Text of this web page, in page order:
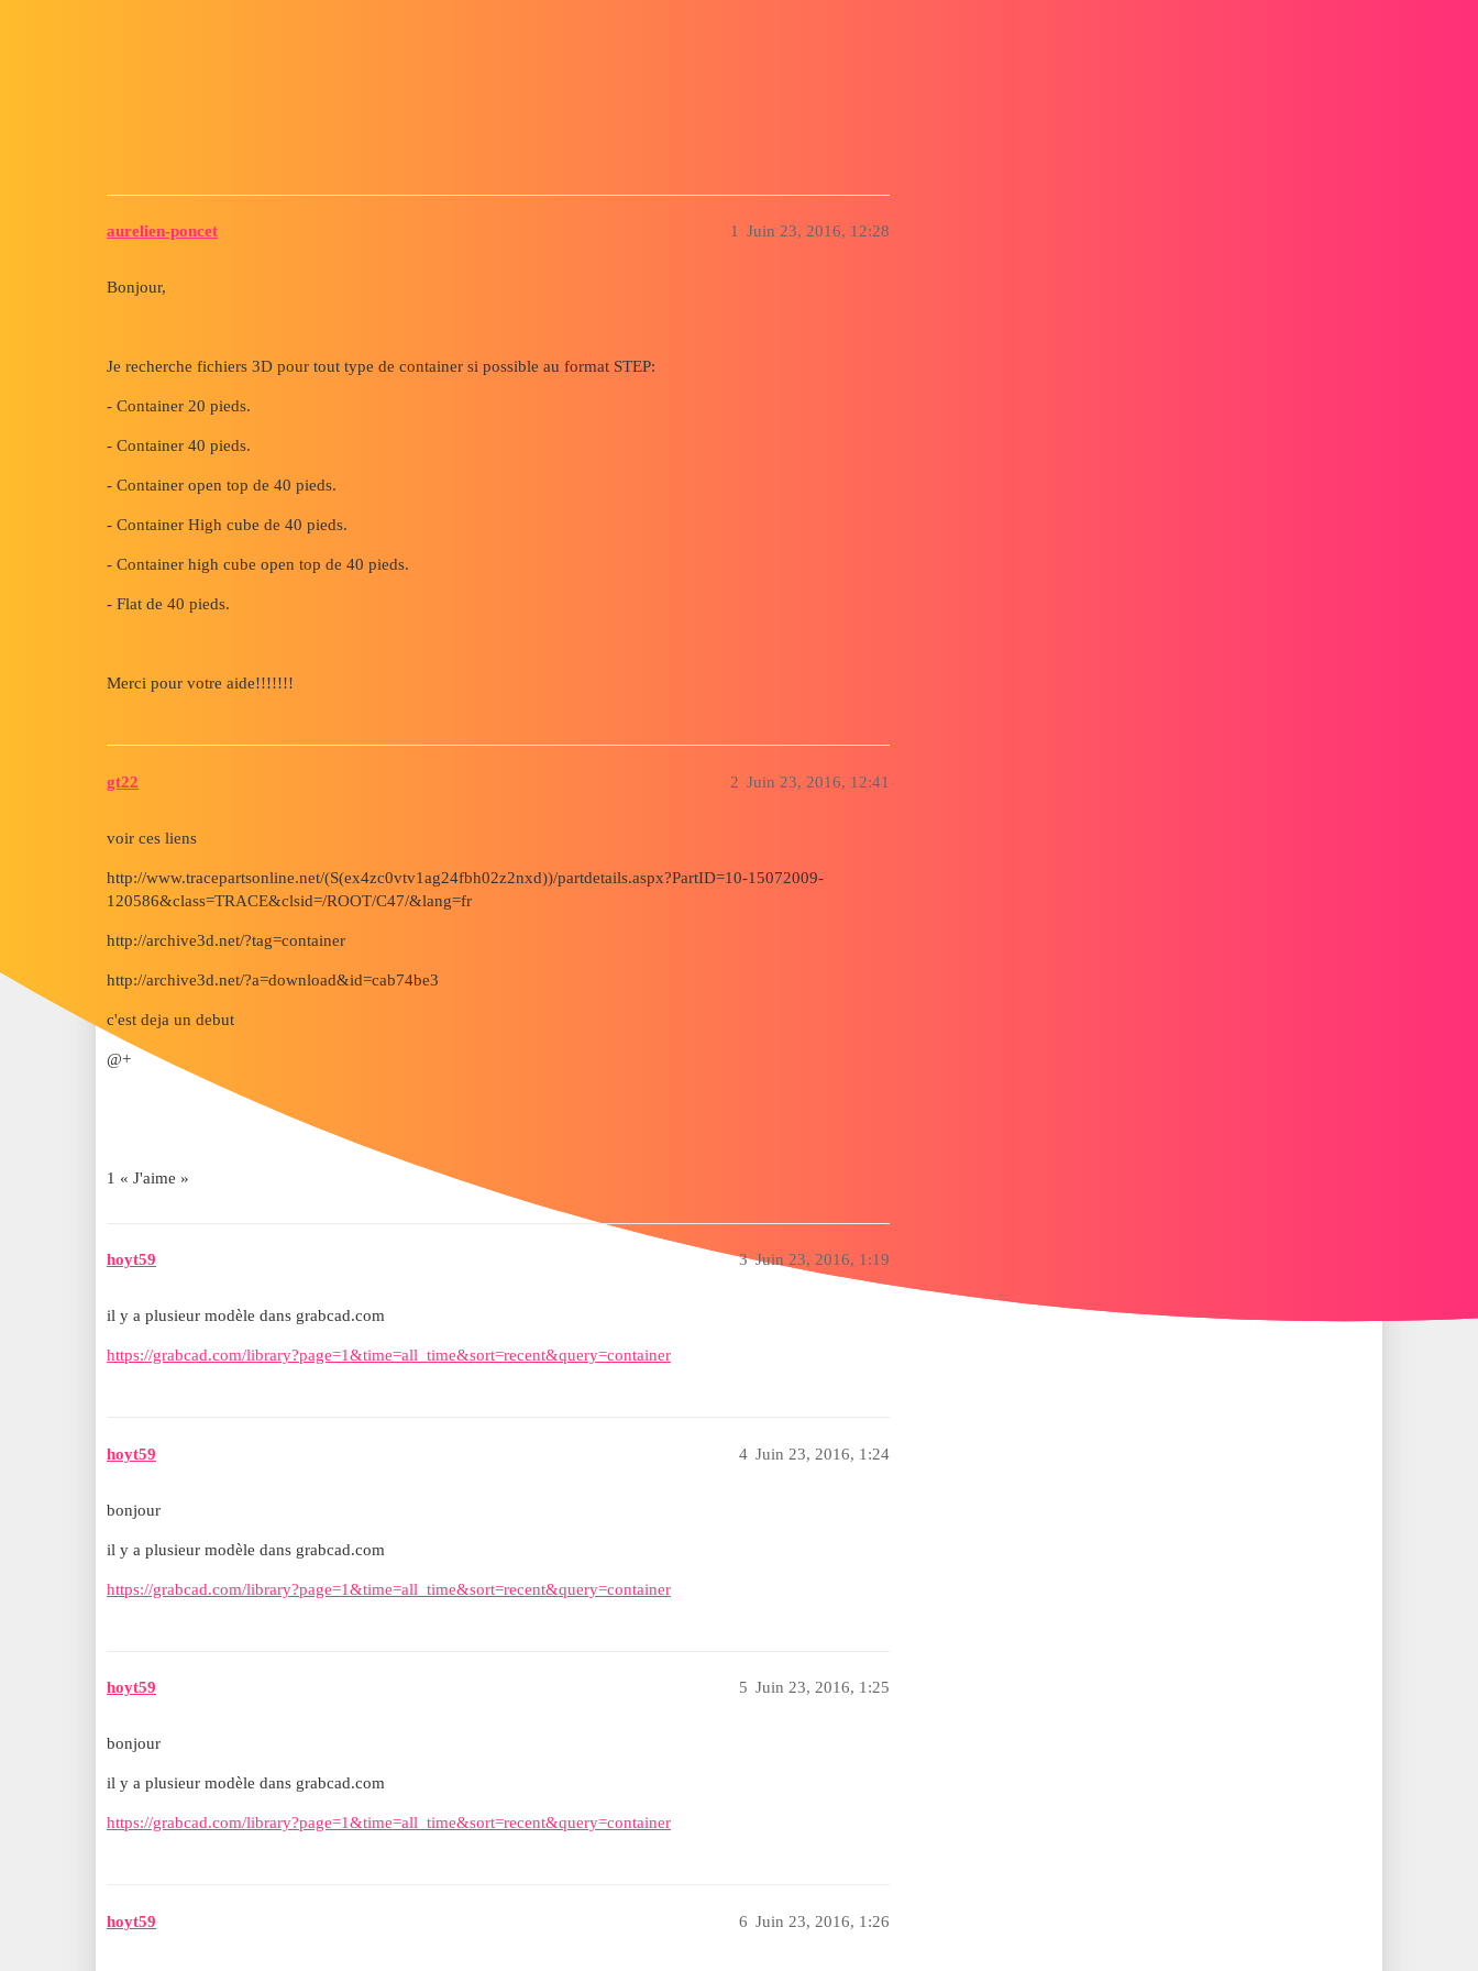
aurelien-poncet Juin 23, 2016, 12:28
1
Bonjour,
Je recherche fichiers 3D pour tout type de container si possible au format STEP:
- Container 20 pieds.
- Container 40 pieds.
- Container open top de 40 pieds.
- Container High cube de 40 pieds.
- Container high cube open top de 40 pieds.
- Flat de 40 pieds.
Merci pour votre aide!!!!!!!
gt22 Juin 23, 2016, 12:41
2
voir ces liens
http://www.tracepartsonline.net/(S(ex4zc0vtv1ag24fbh02z2nxd))/partdetails.aspx?PartID=10-15072009-
120586&class=TRACE&clsid=/ROOT/C47/&lang=fr
http://archive3d.net/?tag=container
http://archive3d.net/?a=download&id=cab74be3
c'est deja un debut
@+
1 « J'aime »
hoyt59 Juin 23, 2016, 1:19
3
il y a plusieur modèle dans grabcad.com
https://grabcad.com/library?page=1&time=all_time&sort=recent&query=container
hoyt59 Juin 23, 2016, 1:24
4
bonjour
il y a plusieur modèle dans grabcad.com
https://grabcad.com/library?page=1&time=all_time&sort=recent&query=container
hoyt59 Juin 23, 2016, 1:25
5
bonjour
il y a plusieur modèle dans grabcad.com
https://grabcad.com/library?page=1&time=all_time&sort=recent&query=container
hoyt59 Juin 23, 2016, 1:26
6